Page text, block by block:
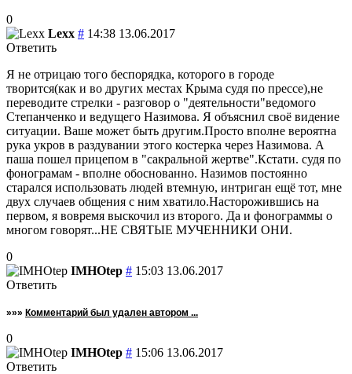
0
Lexx # 14:38 13.06.2017
Ответить
Я не отрицаю того беспорядка, которого в городе
творится(как и во других местах Крыма судя по прессе),не
переводите стрелки - разговор о "деятельности"ведомого
Степанченко и ведущего Назимова. Я объяснил своё видение
ситуации. Ваше может быть другим.Просто вполне вероятна
рука укров в раздувании этого костерка через Назимова. А
паша пошел прицепом в "сакральной жертве".Кстати. судя по
фонограмам - вполне обоснованно. Назимов постоянно
старался использовать людей втемную, интриган ещё тот, мне
двух случаев общения с ним хватило.Насторожившись на
первом, я вовремя выскочил из второго. Да и фонограммы о
многом говорят...НЕ СВЯТЫЕ МУЧЕННИКИ ОНИ.
0
IMHOtep # 15:03 13.06.2017
Ответить
»»» Комментарий был удален автором ...
0
IMHOtep # 15:06 13.06.2017
Ответить